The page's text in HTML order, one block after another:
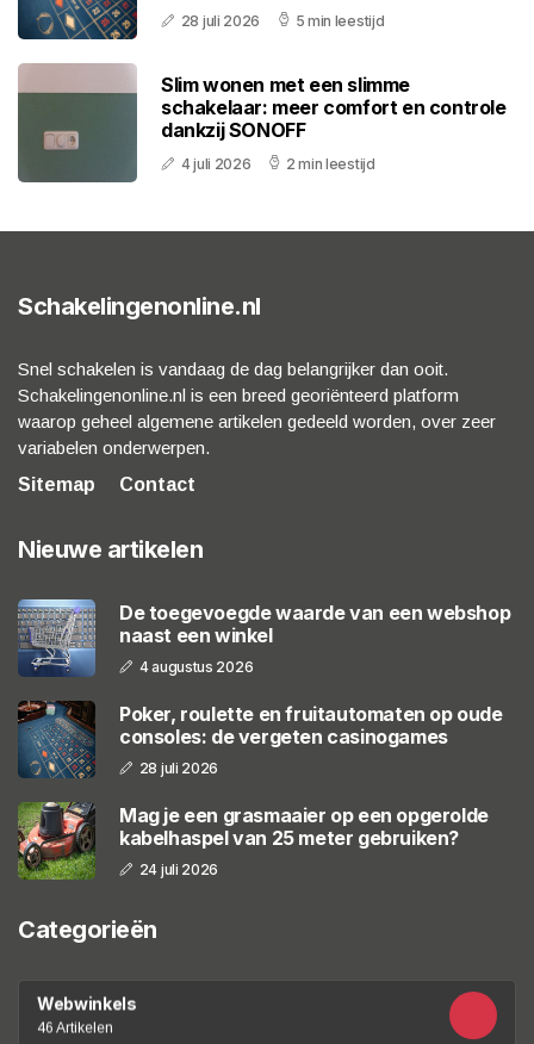
28 juli 2026 5 min leestijd
Slim wonen met een slimme
schakelaar: meer comfort en controle
dankzij SONOFF
4 juli 2026 2 min leestijd
Schakelingenonline.nl
Snel schakelen is vandaag de dag belangrijker dan ooit.
Schakelingenonline.nl is een breed georiënteerd platform
waarop geheel algemene artikelen gedeeld worden, over zeer
variabelen onderwerpen.
Sitemap
Contact
Nieuwe artikelen
De toegevoegde waarde van een webshop
naast een winkel
4 augustus 2026
Poker, roulette en fruitautomaten op oude
consoles: de vergeten casinogames
28 juli 2026
Mag je een grasmaaier op een opgerolde
kabelhaspel van 25 meter gebruiken?
24 juli 2026
Categorieën
Webwinkels
46 Artikelen